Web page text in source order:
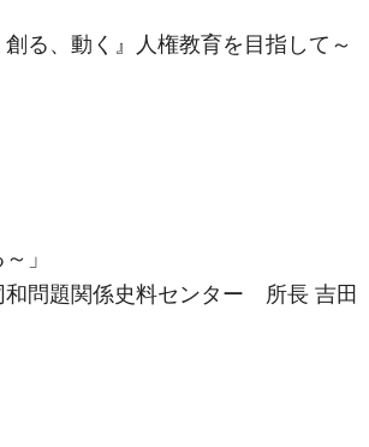
る、動く』人権教育を目指して～
」
問題関係史料センター 所長 吉